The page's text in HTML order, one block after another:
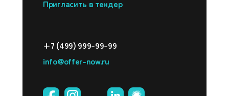
Пригласить в тендер
+7 (499) 999-99-99
info@offer-now.ru